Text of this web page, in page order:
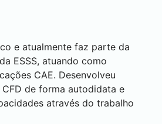
e atualmente faz parte da
ESSS, atuando como
CAE. Desenvolveu
de forma autodidata e
através do trabalho